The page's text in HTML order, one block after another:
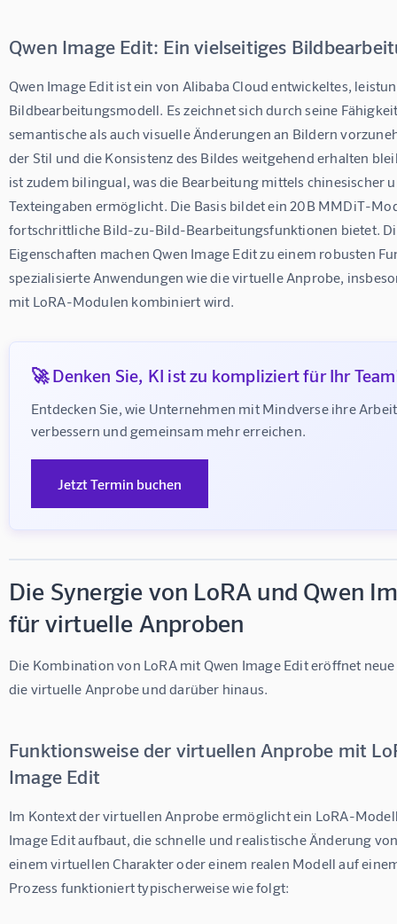
Qwen Image Edit: Ein vielseitiges
Qwen Image Edit ist ein von Alibaba Cloud entwickeltes,
Bildbearbeitungsmodell. Es zeichnet sich durch seine
semantische als auch visuelle Änderungen an Bildern
der Stil und die Konsistenz des Bildes weitgehend erhalten
ist zudem bilingual, was die Bearbeitung mittels chinesischer
Texteingaben ermöglicht. Die Basis bildet ein 20B MMDiT-
fortschrittliche Bild-zu-Bild-Bearbeitungsfunktionen bietet.
Eigenschaften machen Qwen Image Edit zu einem robusten
spezialisierte Anwendungen wie die virtuelle Anprobe,
mit LoRA-Modulen kombiniert wird.
🚀 Denken Sie, KI ist zu kompliziert für Ihr
Entdecken Sie, wie Unternehmen mit Mindverse ihre
verbessern und gemeinsam mehr erreichen.
Jetzt Termin buchen
Die Synergie von LoRA und Qwen
für virtuelle Anproben
Die Kombination von LoRA mit Qwen Image Edit eröffnet
die virtuelle Anprobe und darüber hinaus.
Funktionsweise der virtuellen Anprobe mit
Image Edit
Im Kontext der virtuellen Anprobe ermöglicht ein LoRA-
Image Edit aufbaut, die schnelle und realistische Änderung
einem virtuellen Charakter oder einem realen Modell auf
Prozess funktioniert typischerweise wie folgt: